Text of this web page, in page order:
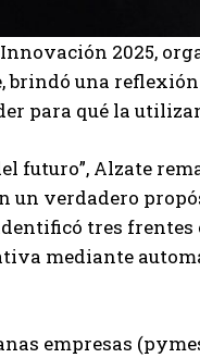
2025,
brindó una
para qué la
futuro”, Alzate
verdadero
tres
mediante
empresas